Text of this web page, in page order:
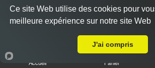
Base sauce tomate, mozzarella,
oignons, pommes de terre, raclette
Accueil Panier
Ce site Web utilise des cookies pour
meilleure expérience sur notre site Web
J'ai compris